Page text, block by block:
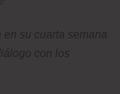
su cuarta semana
con los